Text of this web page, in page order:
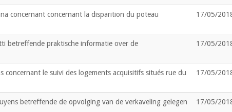
concernant concernant la disparition du poteau
17/05/
betreffende praktische informatie over de
17/05/
concernant le suivi des logements acquisitifs situés rue du
17/05/
betreffende de opvolging van de verkaveling gelegen
17/05/